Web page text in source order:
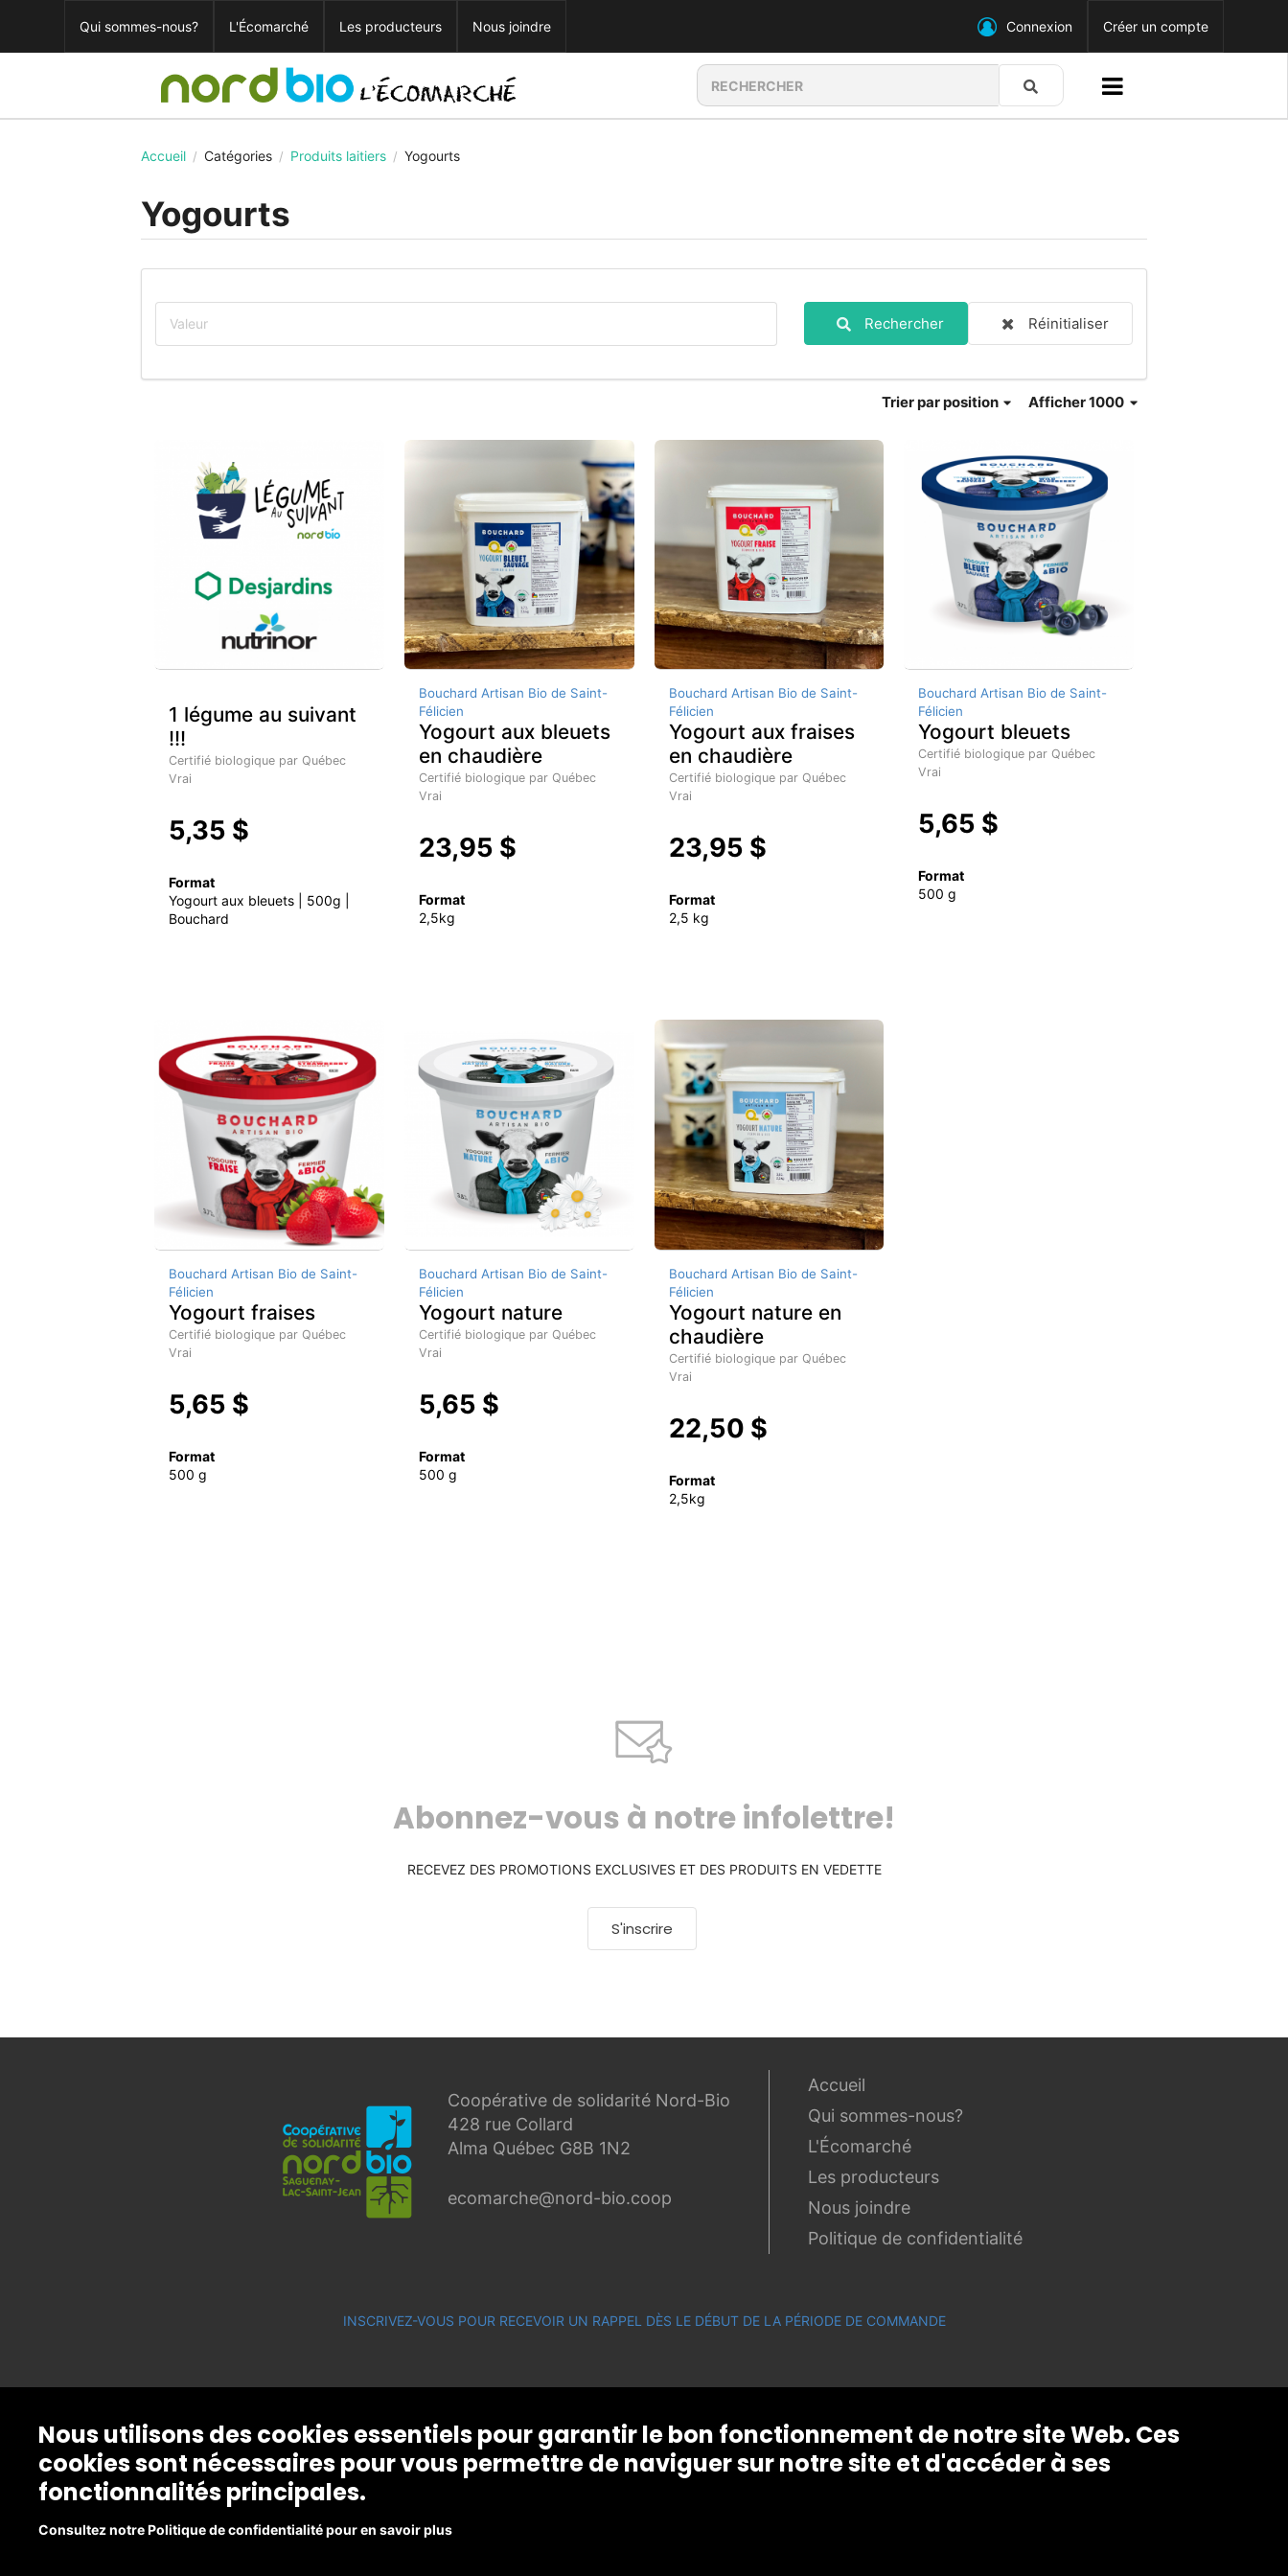
Qui sommes-nous? L'Écomarché Les producteurs Nous joindre Connexion Créer un compte
Accueil / Catégories / Produits laitiers / Yogourts
Yogourts
Rechercher Réinitialiser
Afficher 1000
Trierpar position
1 légume au suivant
!!!
Certifié biologique par Québec
Vrai
5,35 $
Format
Yogourt aux bleuets | 500g |
Bouchard
Bouchard Artisan Bio de Saint-
Félicien
Yogourt aux bleuets
en chaudière
Certifié biologique par Québec
Vrai
23,95 $
Format
2,5kg
Bouchard Artisan Bio de Saint-
Félicien
Yogourt aux fraises
en chaudière
Certifié biologique par Québec
Vrai
23,95 $
Format
2,5 kg
Bouchard Artisan Bio de Saint-
Félicien
Yogourt bleuets
Certifié biologique par Québec
Vrai
5,65 $
Format
500 g
Bouchard Artisan Bio de Saint-
Félicien
Yogourt fraises
Certifié biologique par Québec
Vrai
5,65 $
Format
500 g
Bouchard Artisan Bio de Saint-
Félicien
Yogourt nature
Certifié biologique par Québec
Vrai
5,65 $
Format
500 g
Bouchard Artisan Bio de Saint-
Félicien
Yogourt nature en
chaudière
Certifié biologique par Québec
Vrai
22,50 $
Format
2,5kg
Abonnez-vous à notre infolettre!
RECEVEZ DES PROMOTIONS EXCLUSIVES ET DES PRODUITS EN VEDETTE
S'inscrire
Coopérative de solidarité Nord-Bio
428 rue Collard
Alma Québec G8B 1N2
ecomarche@nord-bio.coop
Accueil
Qui sommes-nous?
L'Écomarché
Les producteurs
Nous joindre
Politique de confidentialité
INSCRIVEZ-VOUS POUR RECEVOIR UN RAPPEL DÈS LE DÉBUT DE LA PÉRIODE DE COMMANDE
Nous utilisons des cookies essentiels pour garantir le bon fonctionnement de notre site Web. Ces
cookies sont nécessaires pour vous permettre de naviguer sur notre site et d'accéder à ses
fonctionnalités principales.
Consultez notre Politique de confidentialité pour en savoir plus